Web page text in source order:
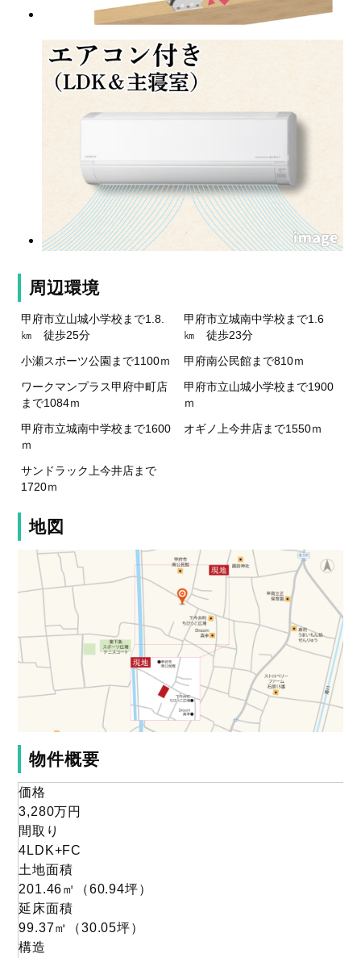
周辺環境
甲府市立山城小学校まで1.8.
㎞ 徒歩25分
甲府市立城南中学校まで1.6
㎞ 徒歩23分
小瀬スポーツ公園まで1100ｍ
甲府南公民館まで810ｍ
ワークマンプラス甲府中町店
まで1084ｍ
甲府市立山城小学校まで1900
ｍ
甲府市立城南中学校まで1600
ｍ
オギノ上今井店まで1550ｍ
サンドラック上今井店まで
1720ｍ
地図
物件概要
価格
3,280万円
間取り
4LDK+FC
土地面積
201.46㎡ （60.94坪）
延床面積
99.37㎡
（30.05坪）
構造